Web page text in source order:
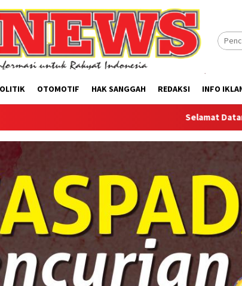
OTOMOTIF HAK SANGGAH REDAKSI INFO
Selamat Datang Di